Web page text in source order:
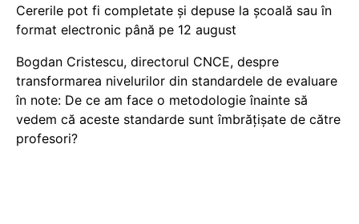
Cererile pot fi completate și depuse la școală sau în
format electronic până pe 12 august
Bogdan Cristescu, directorul CNCE, despre
transformarea nivelurilor din standardele de evaluare
în note: De ce am face o metodologie înainte să
vedem că aceste standarde sunt îmbrățișate de către
profesori?